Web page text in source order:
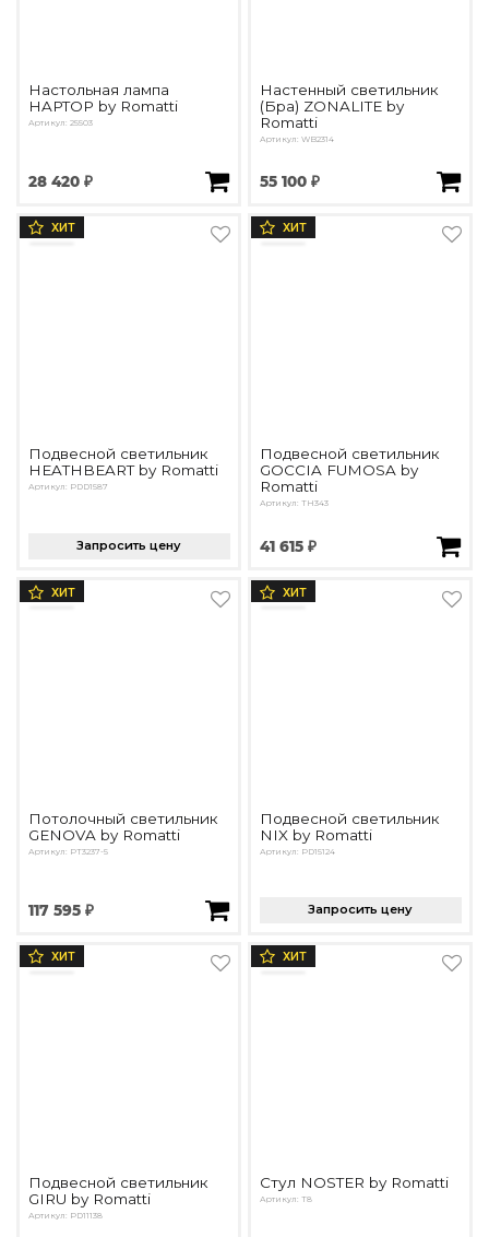
Настольная лампа
HAPTOP by Romatti
Артикул: 25503
28 420 ₽
Настенный светильник
(Бра) ZONALITE by
Romatti
Артикул: WB2314
55 100 ₽
ХИТ
Подвесной светильник
HEATHBEART by Romatti
Артикул: PDD1587
Запросить цену
ХИТ
Подвесной светильник
GOCCIA FUMOSA by
Romatti
Артикул: TH343
41 615 ₽
ХИТ
Потолочный светильник
GENOVA by Romatti
Артикул: PT3237-5
117 595 ₽
ХИТ
Подвесной светильник
NIX by Romatti
Артикул: PD15124
Запросить цену
ХИТ
Подвесной светильник
GIRU by Romatti
Артикул: PD11138
ХИТ
Стул NOSTER by Romatti
Артикул: T8